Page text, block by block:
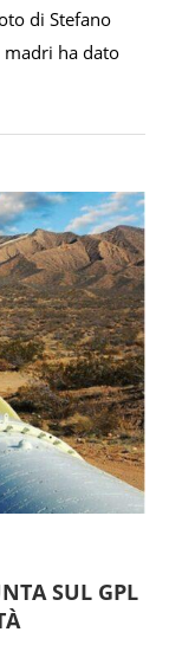
di Stefano
ha dato
SUL GPL